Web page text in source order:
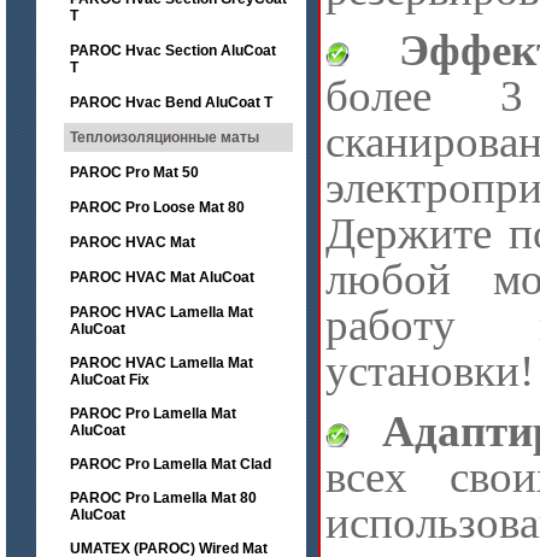
T
PAROC Hvac Section AluCoat
T
PAROC Hvac Bend AluCoat T
Теплоизоляционные маты
PAROC Pro Mat 50
PAROC Pro Loose Mat 80
PAROC HVAC Mat
PAROC HVAC Mat AluCoat
PAROC HVAC Lamella Mat
AluCoat
PAROC HVAC Lamella Mat
AluCoat Fix
PAROC Pro Lamella Mat
AluCoat
PAROC Pro Lamella Mat Clad
PAROC Pro Lamella Mat 80
AluCoat
UMATEX (PAROC) Wired Mat
более
Держите
любой
работу
установки!
всех